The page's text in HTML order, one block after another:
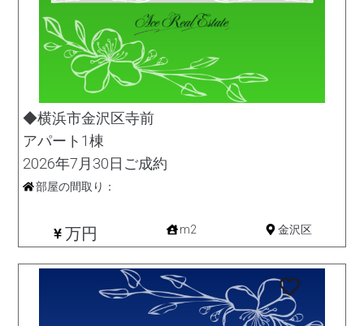
◆横浜市金沢区寺前
アパート1棟
2026年7月30日ご成約
部屋の間取り：
万円 m2 金沢区